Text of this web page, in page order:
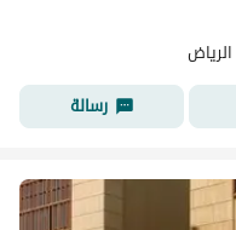
رسالة